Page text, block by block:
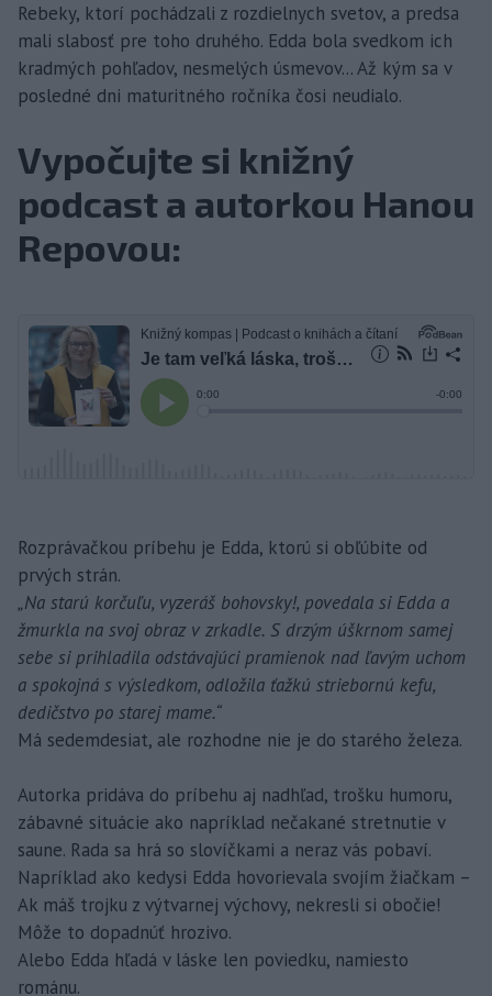
Rebeky, ktorí pochádzali z rozdielnych svetov, a predsa
mali slabosť pre toho druhého. Edda bola svedkom ich
kradmých pohľadov, nesmelých úsmevov... Až kým sa v
posledné dni maturitného ročníka čosi neudialo.
Vypočujte si knižný
podcast a autorkou Hanou
Repovou:
Rozprávačkou príbehu je Edda, ktorú si obľúbite od
prvých strán.
„Na starú korčuľu, vyzeráš bohovsky!, povedala si Edda a
žmurkla na svoj obraz v zrkadle. S drzým úškrnom samej
sebe si prihladila odstávajúci pramienok nad ľavým uchom
a spokojná s výsledkom, odložila ťažkú striebornú kefu,
dedičstvo po starej mame.“
Má sedemdesiat, ale rozhodne nie je do starého železa.
Autorka pridáva do príbehu aj nadhľad, trošku humoru,
zábavné situácie ako napríklad nečakané stretnutie v
saune. Rada sa hrá so slovíčkami a neraz vás pobaví.
Napríklad ako kedysi Edda hovorievala svojím žiačkam –
Ak máš trojku z výtvarnej výchovy, nekresli si obočie!
Môže to dopadnúť hrozivo.
Alebo Edda hľadá v láske len poviedku, namiesto
románu.